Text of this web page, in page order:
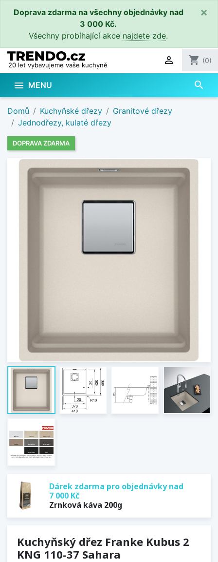
Doprava zdarma na všechny objednávky nad
3 000 Kč.
Všechny probíhající akce najdete zde.
×
20 let vybavujeme vaše kuchyně  shopping_cart (0)
 MENU search
Domů Kuchyňské dřezy
Granitové dřezy
Jednodřezy, kulaté dřezy
DOPRAVA ZDARMA
Dárek zdarma pro objednávky nad
7 000 Kč
Zrnková káva 200g
Kuchyňský dřez Franke Kubus 2
KNG 110-37 Sahara